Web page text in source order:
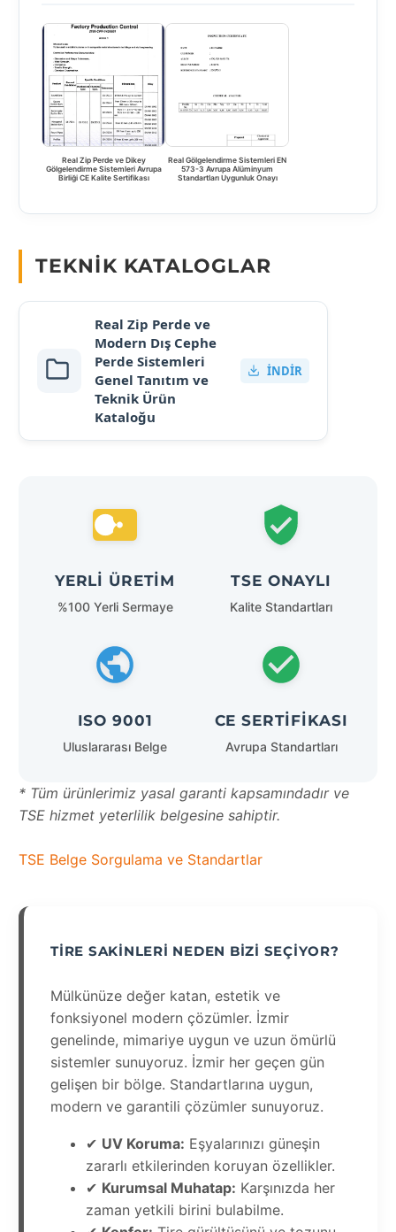
Real Zip Perde ve Dikey
Gölgelendirme Sistemleri Avrupa
Birliği CE Kalite Sertifikası
Real Gölgelendirme Sistemleri EN
573-3 Avrupa Alüminyum
Standartları Uygunluk Onayı
TEKNIK KATALOGLAR
Real Zip Perde ve
Modern Dış Cephe
Perde Sistemleri
Genel Tanıtım ve
Teknik Ürün
Kataloğu
İNDIR
YERLI ÜRETIM
%100 Yerli Sermaye
TSE ONAYLI
Kalite Standartları
ISO 9001
Uluslararası Belge
CE SERTIFIKASI
Avrupa Standartları
* Tüm ürünlerimiz yasal garanti kapsamındadır ve
TSE hizmet yeterlilik belgesine sahiptir.
TSE Belge Sorgulama ve Standartlar
TIRE SAKINLERI NEDEN BIZI SEÇIYOR?
Mülkünüze değer katan, estetik ve
fonksiyonel modern çözümler. İzmir
genelinde, mimariye uygun ve uzun ömürlü
sistemler sunuyoruz. İzmir her geçen gün
gelişen bir bölge. Standartlarına uygun,
modern ve garantili çözümler sunuyoruz.
✔ UV Koruma: Eşyalarınızı güneşin
zararlı etkilerinden koruyan özellikler.
✔ Kurumsal Muhatap: Karşınızda her
zaman yetkili birini bulabilme.